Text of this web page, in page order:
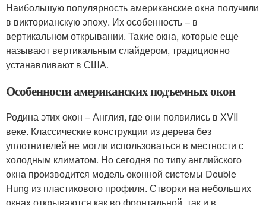
Наибольшую популярность американские окна получили
в викторианскую эпоху. Их особенность – в
вертикальном открывании. Такие окна, которые еще
называют вертикальным слайдером, традиционно
устанавливают в США.
Особенности американских подъемных окон
Родина этих окон – Англия, где они появились в XVII
веке. Классические конструкции из дерева без
уплотнителей не могли использоваться в местности с
холодным климатом. Но сегодня по типу английского
окна производится модель оконной системы Double
Hung из пластикового профиля. Створки на небольших